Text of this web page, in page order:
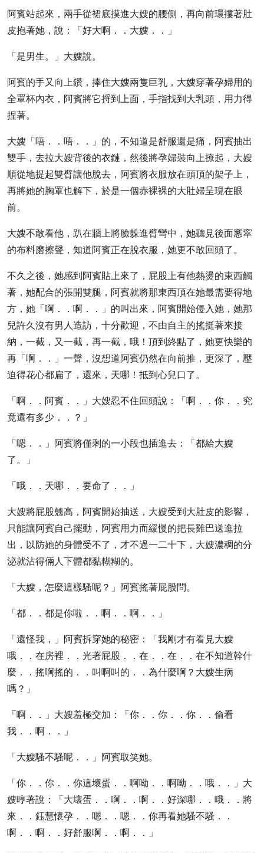
阿賓站起來，兩手從裙底摸進大嫂的腰側，再向前環摟著肚
皮抱著她，說：「好大啊．．大嫂．．」
「是男生。」大嫂說。
阿賓的手又向上鑽，捧住大嫂兩隻巨乳，大嫂穿著孕婦用的
全罩杯內衣，阿賓將它捋到上面，手指找到大乳頭，用力得
捏著。
大嫂「唔．．唔．．」的，不知道是舒服還是痛，阿賓抽出
雙手，去拉大嫂背後的衣鏈，然後將孕婦裝向上撩起，大嫂
順從地提起雙臂讓他脫去，阿賓將衣服放在頭頂的架子上，
再將她的胸罩也解下，於是一個赤裸裸的大肚婦呈現在眼
前。
大嫂不敢看他，趴在牆上將臉躲進臂彎中，她聽見後面窸窣
的布料磨擦聲，知道阿賓正在脫衣服，她更不敢回頭了。
不久之後，她感到阿賓貼上來了，屁股上有他熱燙的東西觸
著，她配合的張開雙腿，阿賓就將那東西頂在她最需要得地
方，她「啊．．啊．．」的叫出來，阿賓開始侵入她，她那
兒許久沒有男人造訪，十分歡迎，不由自主的搖挺著來接
納，一截，又一截，再一截，哦！頂到終點了，她更快樂的
再「啊．．」一聲，沒想道阿賓仍然在向前推，更深了，壓
迫得花心都扁了，還來，天哪！抵到心兒口了。
「啊．．阿賓．．」大嫂忍不住回頭說：「啊．．你．．究
竟還有多少．．？」
「嗯．．」阿賓將僅剩的一小段也插進去：「都給大嫂
了。」
「哦．．天哪．．要命了．．」
大嫂將屁股翹高，阿賓開始抽送，大嫂受到大肚皮的影響，
只能讓阿賓自己擺動，阿賓用力而緩慢的把長雞巴送進拉
出，以防她的身體受不了，才不過一二十下，大嫂濃稠的分
泌就沾得倆人下體都黏糊糊的。
「大嫂，怎麼這樣騷呢？」阿賓搖著屁股問。
「都．．都是你啦．．啊．．啊．．」
「還怪我，」阿賓拆穿她的秘密：「我剛才有看見大嫂
哦．．在房裡．．光著屁股．．在．．在．．在不知道幹什
麼．．搖啊搖的．．叫啊叫的．．為什麼啊？大嫂生病
嗎？」
「啊．．」大嫂羞極交加：「你．．你．．你．．偷看
我．．啊．．」
「大嫂騷不騷呢．．」阿賓取笑她。
「你．．你．．你這壞蛋．．啊呦．．啊呦．．哦．．」大
嫂哼著說：「大壞蛋．．啊．．啊．．好深哪．．哦．．將
來．．鈺慧懷孕．．嗯．．嗯．．你再看她騷不騷．．
啊．．啊．．好舒服啊．．啊．．」